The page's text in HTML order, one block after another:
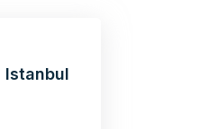
Istanbul